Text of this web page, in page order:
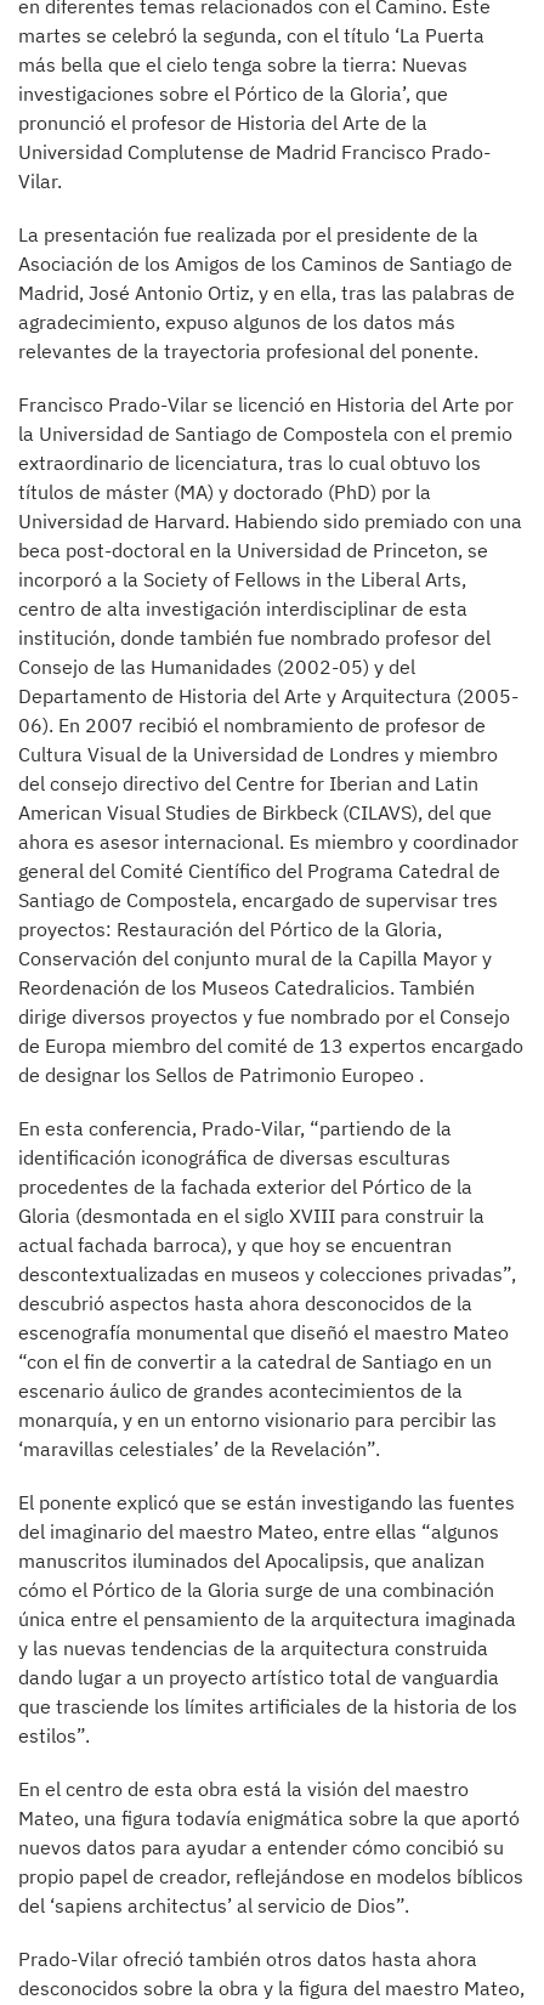
en diferentes temas relacionados con el Camino. Este
martes se celebró la segunda, con el título ‘La Puerta
más bella que el cielo tenga sobre la tierra: Nuevas
investigaciones sobre el Pórtico de la Gloria’, que
pronunció el profesor de Historia del Arte de la
Universidad Complutense de Madrid Francisco Prado-
Vilar.
La presentación fue realizada por el presidente de la
Asociación de los Amigos de los Caminos de Santiago de
Madrid, José Antonio Ortiz, y en ella, tras las palabras de
agradecimiento, expuso algunos de los datos más
relevantes de la trayectoria profesional del ponente.
Francisco Prado-Vilar se licenció en Historia del Arte por
la Universidad de Santiago de Compostela con el premio
extraordinario de licenciatura, tras lo cual obtuvo los
títulos de máster (MA) y doctorado (PhD) por la
Universidad de Harvard. Habiendo sido premiado con una
beca post-doctoral en la Universidad de Princeton, se
incorporó a la Society of Fellows in the Liberal Arts,
centro de alta investigación interdisciplinar de esta
institución, donde también fue nombrado profesor del
Consejo de las Humanidades (2002-05) y del
Departamento de Historia del Arte y Arquitectura (2005-
06). En 2007 recibió el nombramiento de profesor de
Cultura Visual de la Universidad de Londres y miembro
del consejo directivo del Centre for Iberian and Latin
American Visual Studies de Birkbeck (CILAVS), del que
ahora es asesor internacional. Es miembro y coordinador
general del Comité Científico del Programa Catedral de
Santiago de Compostela, encargado de supervisar tres
proyectos: Restauración del Pórtico de la Gloria,
Conservación del conjunto mural de la Capilla Mayor y
Reordenación de los Museos Catedralicios. También
dirige diversos proyectos y fue nombrado por el Consejo
de Europa miembro del comité de 13 expertos encargado
de designar los Sellos de Patrimonio Europeo .
En esta conferencia, Prado-Vilar, “partiendo de la
identificación iconográfica de diversas esculturas
procedentes de la fachada exterior del Pórtico de la
Gloria (desmontada en el siglo XVIII para construir la
actual fachada barroca), y que hoy se encuentran
descontextualizadas en museos y colecciones privadas”,
descubrió aspectos hasta ahora desconocidos de la
escenografía monumental que diseñó el maestro Mateo
“con el fin de convertir a la catedral de Santiago en un
escenario áulico de grandes acontecimientos de la
monarquía, y en un entorno visionario para percibir las
‘maravillas celestiales’ de la Revelación”.
El ponente explicó que se están investigando las fuentes
del imaginario del maestro Mateo, entre ellas “algunos
manuscritos iluminados del Apocalipsis, que analizan
cómo el Pórtico de la Gloria surge de una combinación
única entre el pensamiento de la arquitectura imaginada
y las nuevas tendencias de la arquitectura construida
dando lugar a un proyecto artístico total de vanguardia
que trasciende los límites artificiales de la historia de los
estilos”.
En el centro de esta obra está la visión del maestro
Mateo, una figura todavía enigmática sobre la que aportó
nuevos datos para ayudar a entender cómo concibió su
propio papel de creador, reflejándose en modelos bíblicos
del ‘sapiens architectus’ al servicio de Dios”.
Prado-Vilar ofreció también otros datos hasta ahora
desconocidos sobre la obra y la figura del maestro Mateo,